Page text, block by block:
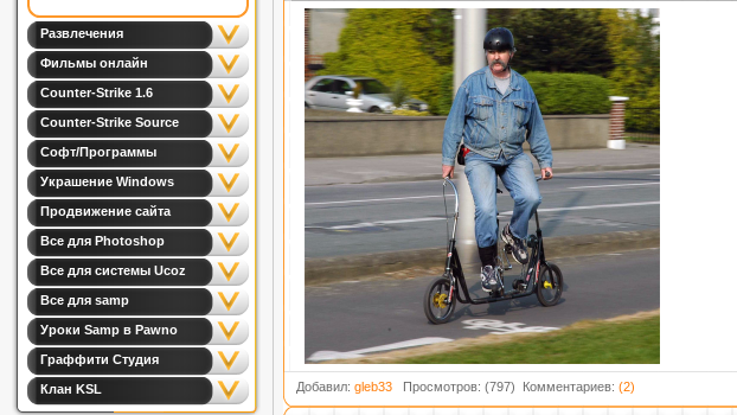
Развлечения
Фильмы онлайн
Counter-Strike 1.6
Counter-Strike Source
Софт/Программы
Украшение Windows
Продвижение сайта
Все для Photoshop
Все для системы Ucoz
Все для samp
Уроки Samp в Pawno
Граффити Студия
Клан KSL Добавил: gleb33 Просмотров: (797) Комментариев: (2)